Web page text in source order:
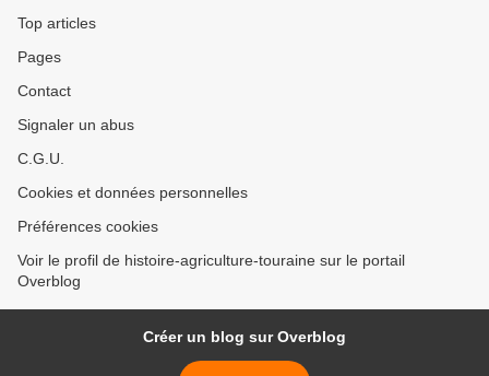
Top articles
Pages
Contact
Signaler un abus
C.G.U.
Cookies et données personnelles
Préférences cookies
Voir le profil de histoire-agriculture-touraine sur le portail
Overblog
Créer un blog sur Overblog